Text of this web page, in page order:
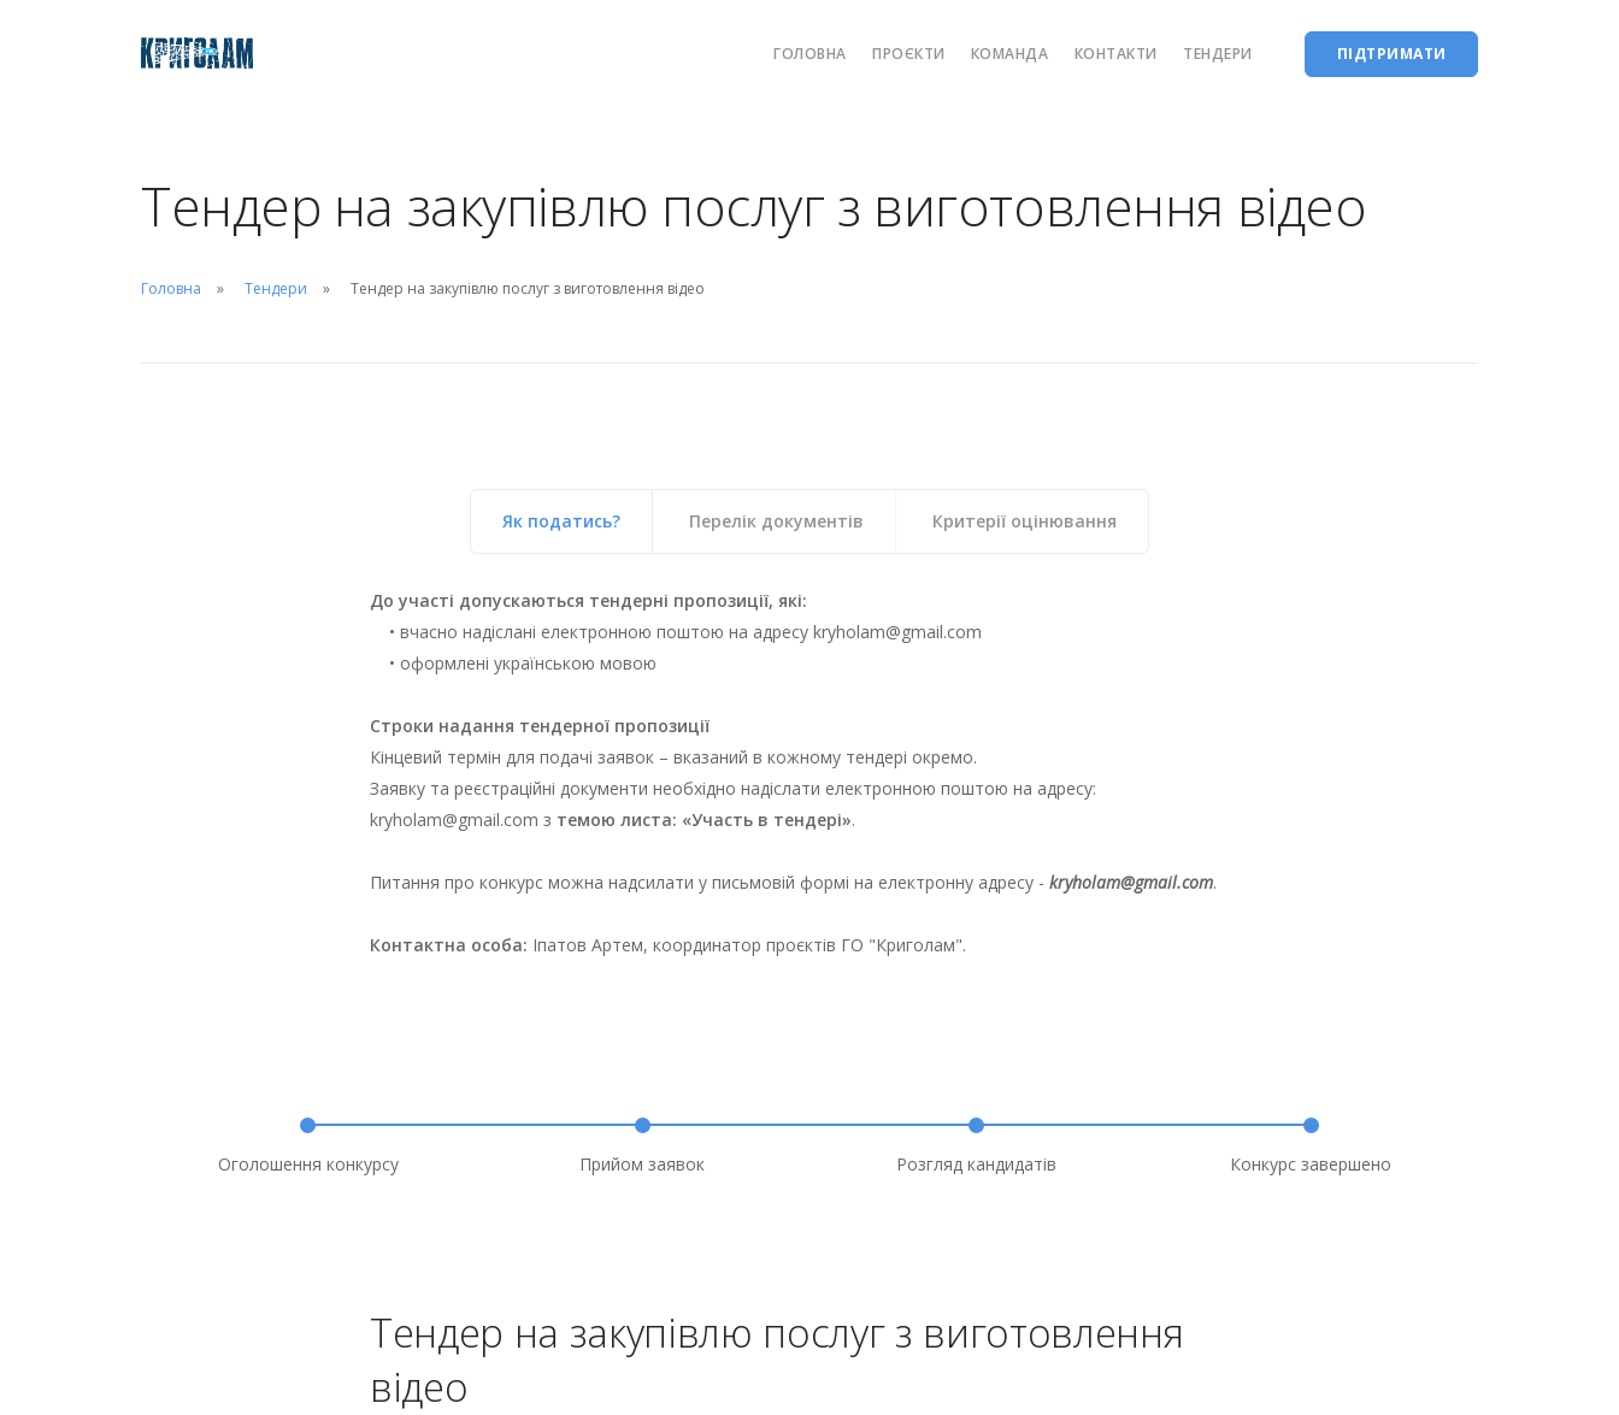
ГОЛОВНА ПРОЄКТИ КОМАНДА КОНТАКТИ ТЕНДЕРИ ПІДТРИМАТИ
Тендер на закупівлю послуг з виготовлення відео
Головна Тендери Тендер на закупівлю послуг з виготовлення відео
Як податись? Перелік документів Критерії оцінювання
До участі допускаються тендерні пропозиції, які:
• вчасно надіслані електронною поштою на адресу kryholam@gmail.com
• оформлені українською мовою
Строки надання тендерної пропозиції
Кінцевий термін для подачі заявок – вказаний в кожному тендері окремо.
Заявку та реєстраційні документи необхідно надіслати електронною поштою на адресу:
kryholam@gmail.com з темою листа: «Участь в тендері».
Питання про конкурс можна надсилати у письмовій формі на електронну адресу - kryholam@gmail.com.
Контактна особа: Іпатов Артем, координатор проєктів ГО "Криголам".
Перелік документів, які мають бути надані на розгляд:
(наприклад, КВЕД 90.03 або 59.11)
Оголошення конкурсу Прийом заявок Розгляд кандидатів Конкурс завершено
Тендер на закупівлю послуг з виготовлення
відео